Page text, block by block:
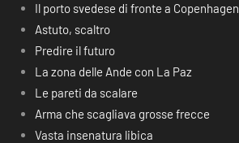
Il porto svedese di fronte a Copenhagen
Astuto, scaltro
Predire il futuro
La zona delle Ande con La Paz
Le pareti da scalare
Arma che scagliava grosse frecce
Vasta insenatura libica